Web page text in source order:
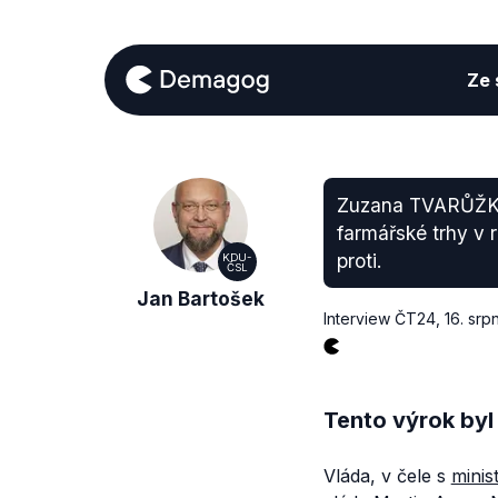
Ze
KDU-
ČSL
Jan Bartošek
Zuzana
farmářské trhy v
proti.
Interview ČT24, 16.
Tento výrok
Vláda, v čele s